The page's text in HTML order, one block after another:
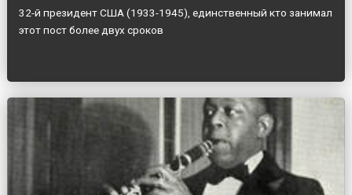
32-й президент США (1933-1945), единственный кто занимал
этот пост более двух сроков